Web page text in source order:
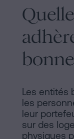
Les entités
les
leur
sur des
physiques